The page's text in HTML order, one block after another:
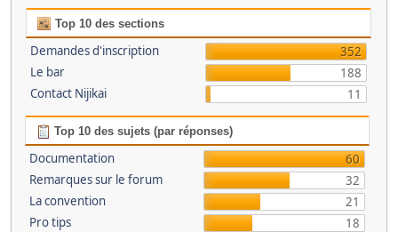
Top 10 des sections
Demandes d'inscription
352
Le bar
188
Contact Nijikai
11
Top 10 des sujets (par réponses)
Documentation
60
Remarques sur le forum
32
La convention
21
Pro tips
18